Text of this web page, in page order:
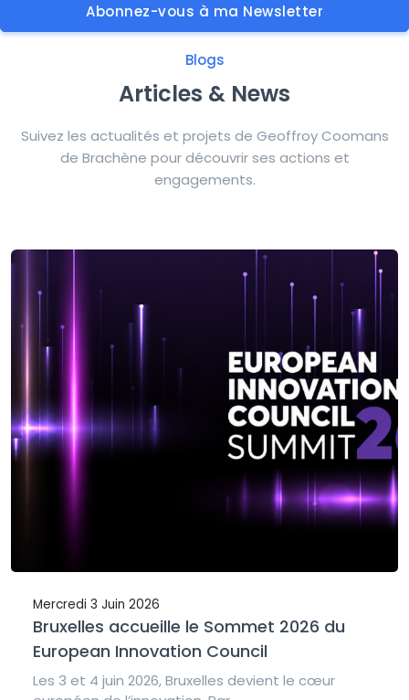
Abonnez-vous à ma Newsletter
Blogs
Articles & News
Suivez les actualités et projets de Geoffroy Coomans
de Brachène pour découvrir ses actions et
engagements.
Mercredi 3 Juin 2026
Bruxelles accueille le Sommet 2026 du
European Innovation Council
Les 3 et 4 juin 2026, Bruxelles devient le cœur